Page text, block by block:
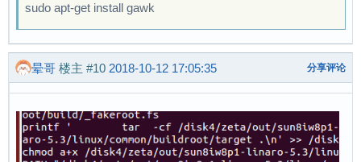
sudo apt-get install gawk
晕哥 楼主 #10 2018-10-12 17:05:35 分享评论